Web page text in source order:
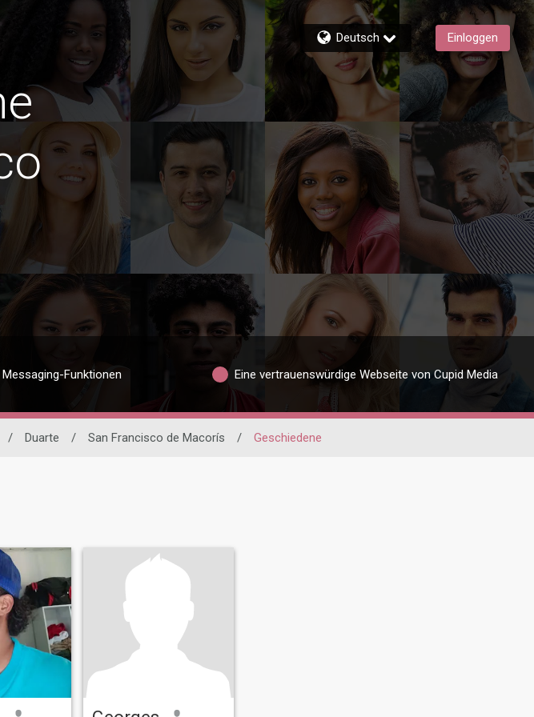
Deutsch Einloggen
Funktionen Eine vertrauenswürdige Webseite von Cupid Media
/ Duarte / San Francisco de Macorís / Geschiedene